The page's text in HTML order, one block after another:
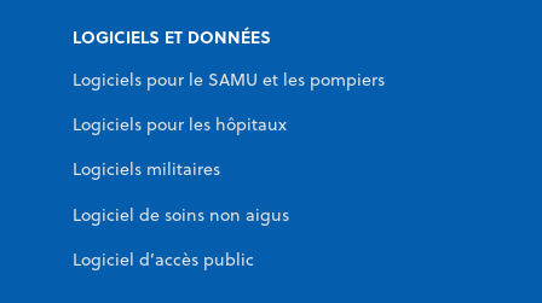
LOGICIELS ET DONNÉES
Logiciels pour le SAMU et les pompiers
Logiciels pour les hôpitaux
Logiciels militaires
Logiciel de soins non aigus
Logiciel d’accès public